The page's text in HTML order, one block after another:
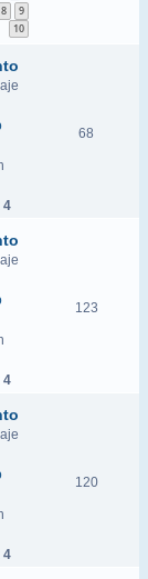
8
9
10
4
68
4
123
4
120